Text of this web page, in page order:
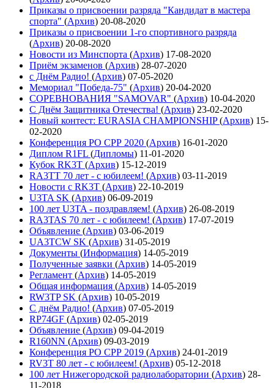
Приказы о присвоении разряда "Кандидат в мастера
спорта" (Архив) 20-08-2020
Приказы о присвоении 1-го спортивного разряда
(Архив) 20-08-2020
Новости из Минспорта (Архив) 17-08-2020
Приём экзаменов (Архив) 28-07-2020
с Днём Радио! (Архив) 07-05-2020
Мемориал "Победа-75" (Архив) 20-04-2020
СОРЕВНОВАНИЯ "SAMOVAR" (Архив) 10-04-2020
С Днём Защитника Отечества! (Архив) 23-02-2020
Новый контест: EURASIA CHAMPIONSHIP(Архив) 15-
02-2020
Конференция РО СРР 2020 (Архив) 16-01-2020
Диплом R1FL (Дипломы) 11-01-2020
Кубок RK3T (Архив) 15-12-2019
RA3TT 70 лет - с юбилеем! (Архив) 03-11-2019
Новости с RK3T (Архив) 22-10-2019
U3TA SK (Архив) 06-09-2019
100 лет U3TA - поздравляем! (Архив) 26-08-2019
RA3TAS 70 лет - с юбилеем! (Архив) 17-07-2019
Объявление (Архив) 03-06-2019
UA3TCW SK (Архив) 31-05-2019
Документы (Информация) 14-05-2019
Полученные заявки (Архив) 14-05-2019
Регламент (Архив) 14-05-2019
Общая информация (Архив) 14-05-2019
RW3TP SK (Архив) 10-05-2019
С днём Радио! (Архив) 07-05-2019
RP74GF (Архив) 02-05-2019
Объявление (Архив) 09-04-2019
R160NN (Архив) 09-03-2019
Конференция РО СРР 2019 (Архив) 24-01-2019
RV3T 80 лет - с юбилеем! (Архив) 05-12-2018
100 лет Нижегородской радиолаборатории (Архив) 28-
11-2018